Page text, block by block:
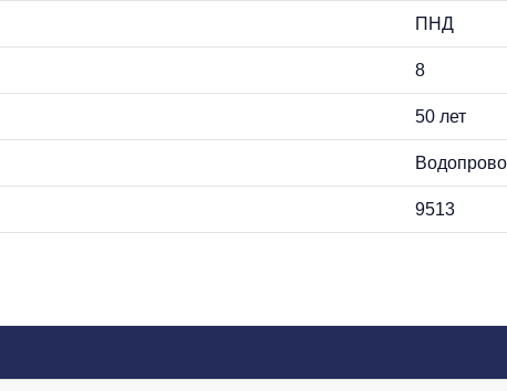
ПНД
8
50 лет
9513